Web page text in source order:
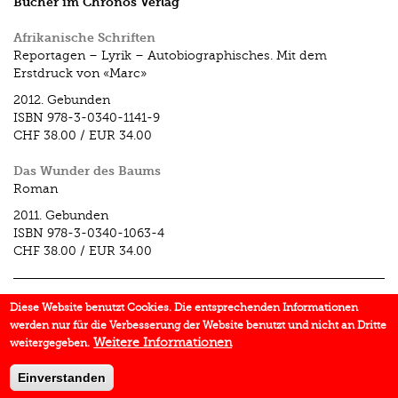
Afrikanische Schriften
Reportagen – Lyrik – Autobiographisches. Mit dem
Erstdruck von «Marc»
2012. Gebunden
ISBN 978-3-0340-1141-9
CHF 38.00 / EUR 34.00
Das Wunder des Baums
Roman
2011. Gebunden
ISBN 978-3-0340-1063-4
CHF 38.00 / EUR 34.00
Aufsätze im Chronos Verlag
«Das Wunder des Baums» (1941/42). Zu Annemarie
In:Afrika im Blick
Diese Website benutzt Cookies. Die entsprechenden Informationen
werden nur für die Verbesserung der Website benutzt und nicht an Dritte
weitergegeben. Weitere Informationen
Einverstanden